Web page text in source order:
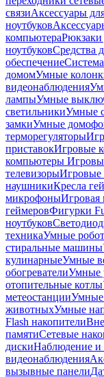
связиАксессуары
ноутбуков
компьютераРюкзаки
ноутбуковСредства
обеспечение
домомУмные
видеонаблюдения
лампыУмные
светильникиУмные
замкиУмные
терморегуляторы
приставокИгровые
компьютеры
телевизоры
наушникиКресла
микрофоныИгровая
геймеровФигурки
ноутбуков
техникаУмные
стиральные машины
кулинарныеУмные
обогревателиУмные
отопительные котлы
метеостанцииУмные
животныхУмные
Flash накопители
памятиСетевые
дискиНаблюдение и
видеонаблюдения
вызывные панели